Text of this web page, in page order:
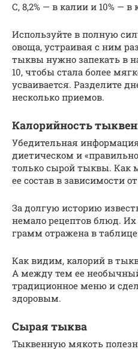
С, 8,2% — в калии и 10% — в
Используйте в полную
овоща, устраивая с ним
тыквы нужно запекать в
10, чтобы стала более
усваивается. Разделите
несколько приемов.
Калорийность
Убедительная
диетическом и
только сырой тыквы. Как
ее состав в зависимости
За долгую историю
немало рецептов блюд. Их
грамм отражена в
Как видим, калорий в
А между тем ее
традиционное меню и
здоровым.
Сырая тыква
Тыквенную мякоть